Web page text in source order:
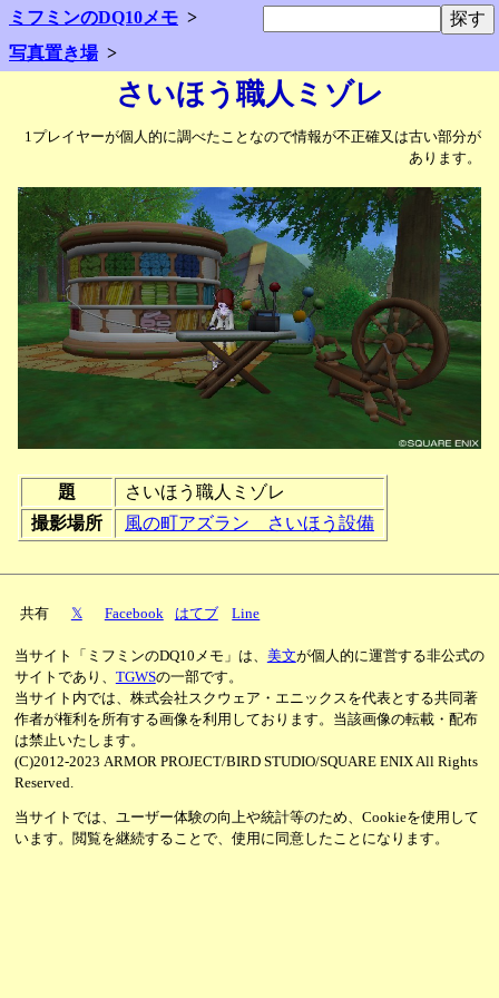
ミフミンのDQ10メモ
写真置き場
さいほう職人ミゾレ
1プレイヤーが個人的に調べたことなので情報が不正確又は古い部分が
あります。
題
さいほう職人ミゾレ
撮影場所
風の町アズラン さいほう設備
共有 𝕏 Facebook はてブ Line
当サイト「ミフミンのDQ10メモ」は、 美文が個人的に運営する非公式の
サイトであり、 TGWSの一部です。
当サイト内では、株式会社スクウェア・エニックスを代表とする共同著
作者が権利を所有する画像を利用しております。当該画像の転載・配布
は禁止いたします。
(C)2012-2023 ARMOR PROJECT/BIRD STUDIO/SQUARE ENIX All Rights
Reserved.
当サイトでは、ユーザー体験の向上や統計等のため、Cookieを使用して
います。閲覧を継続することで、使用に同意したことになります。